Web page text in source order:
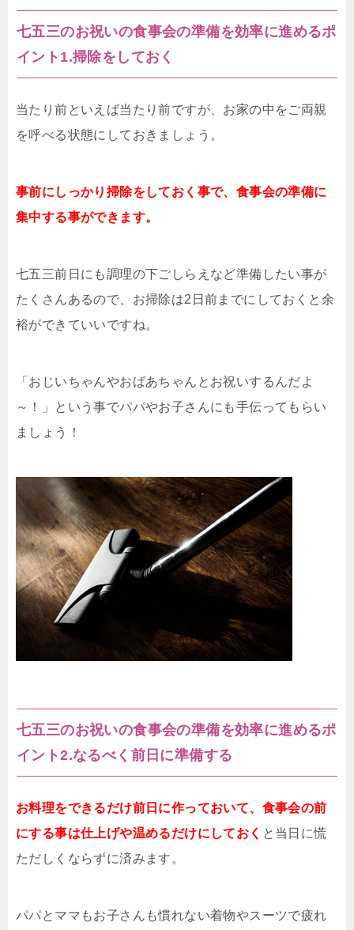
七五三のお祝いの食事会の準備を効率に進めるポ
イント1.掃除をしておく
当たり前といえば当たり前ですが、お家の中をご両親
を呼べる状態にしておきましょう。
事前にしっかり掃除をしておく事で、食事会の準備に
集中する事ができます。
七五三前日にも調理の下ごしらえなど準備したい事が
たくさんあるので、お掃除は2日前までにしておくと余
裕ができていいですね。
「おじいちゃんやおばあちゃんとお祝いするんだよ
～！」という事でパパやお子さんにも手伝ってもらい
ましょう！
七五三のお祝いの食事会の準備を効率に進めるポ
イント2.なるべく前日に準備する
お料理をできるだけ前日に作っておいて、食事会の前
にする事は仕上げや温めるだけにしておく と当日に慌
ただしくならずに済みます。
パパとママもお子さんも慣れない着物やスーツで疲れ